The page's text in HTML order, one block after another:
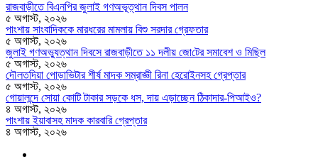
রাজবাড়ীতে বিএন‌পির জুলাই গণঅভূত্থান দিবস পালন
৫ অগাস্ট, ২০২৬
পাংশায় সাংবাদিককে মারধরের মামলায় বিশু সরদার গ্রেফতার
৫ অগাস্ট, ২০২৬
জুলাই গণঅভ্যুত্থান দিবসে রাজবাড়ীতে ১১ দলীয় জো‌টের সমাবেশ ও মি‌ছিল
৫ অগাস্ট, ২০২৬
দৌলতদিয়া পোড়াভিটার শীর্ষ মাদক সম্রাজ্ঞী রিনা হেরোইনসহ গ্রেপ্তার
৫ অগাস্ট, ২০২৬
গোয়ালন্দে সোয়া কোটি টাকার সড়কে ধস, দায় এড়াচ্ছেন ঠিকাদার-পিআইও?
৪ অগাস্ট, ২০২৬
পাংশায় ইয়াবাসহ মাদক কারবারি গ্রেপ্তার
৪ অগাস্ট, ২০২৬